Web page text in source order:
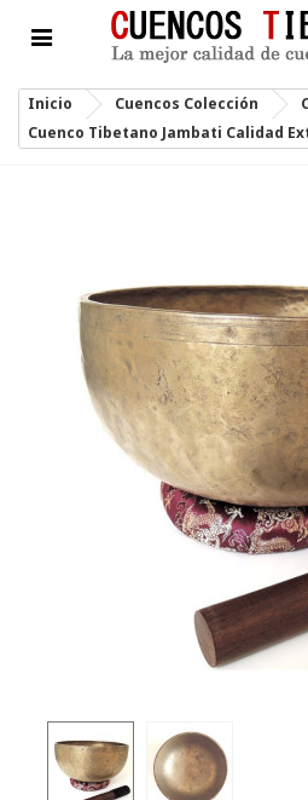
Inicio Cuencos Colección
Cuenco Tibetano Jambati Calidad